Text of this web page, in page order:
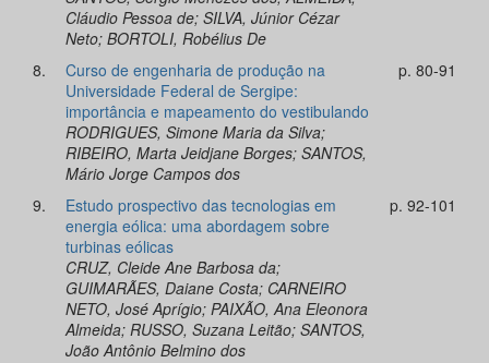
Cláudio Pessoa de; SILVA, Júnior Cézar
Neto; BORTOLI, Robélius De
8.
Curso de engenharia de produção na
Universidade Federal de Sergipe:
importância e mapeamento do vestibulando
RODRIGUES, Simone Maria da Silva;
RIBEIRO, Marta Jeidjane Borges; SANTOS,
Mário Jorge Campos dos
p. 80-91
9.
Estudo prospectivo das tecnologias em
energia eólica: uma abordagem sobre
turbinas eólicas
CRUZ, Cleide Ane Barbosa da;
GUIMARÃES, Daiane Costa; CARNEIRO
NETO, José Aprígio; PAIXÃO, Ana Eleonora
Almeida; RUSSO, Suzana Leitão; SANTOS,
João Antônio Belmino dos
p. 92-101